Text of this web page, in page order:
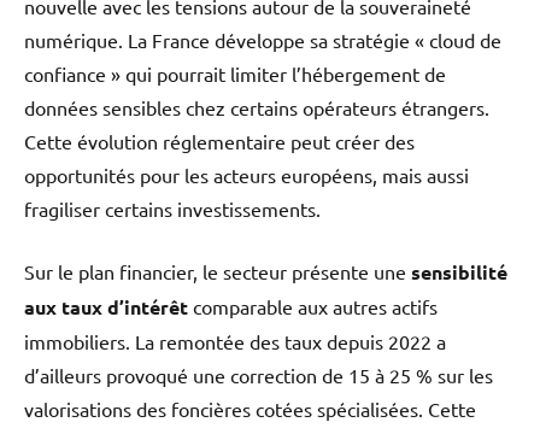
nouvelle avec les tensions autour de la souveraineté
numérique. La France développe sa stratégie « cloud de
confiance » qui pourrait limiter l’hébergement de
données sensibles chez certains opérateurs étrangers.
Cette évolution réglementaire peut créer des
opportunités pour les acteurs européens, mais aussi
fragiliser certains investissements.
Sur le plan financier, le secteur présente une sensibilité
aux taux d’intérêt comparable aux autres actifs
immobiliers. La remontée des taux depuis 2022 a
d’ailleurs provoqué une correction de 15 à 25 % sur les
valorisations des foncières cotées spécialisées. Cette